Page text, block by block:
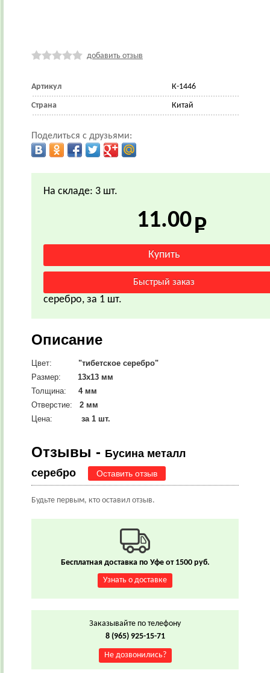
добавить отзыв
Артикул К-1446
Страна Китай
Поделиться с друзьями:
На складе: 3 шт.
11.00
серебро, за 1 шт.
Описание
Цвет:
"тибетское серебро"
Размер: 13х13 мм
Толщина: 4 мм
Отверстие: 2 мм
Цена:
за 1 шт.
Отзывы - Бусина металл
серебро
Оставить отзыв
Будьте первым, кто оставил отзыв.
Бесплатная доставка по Уфе от 1500 руб.
Узнать о доставке
Заказывайте по телефону
8 (965) 925-15-71
Не дозвонились?